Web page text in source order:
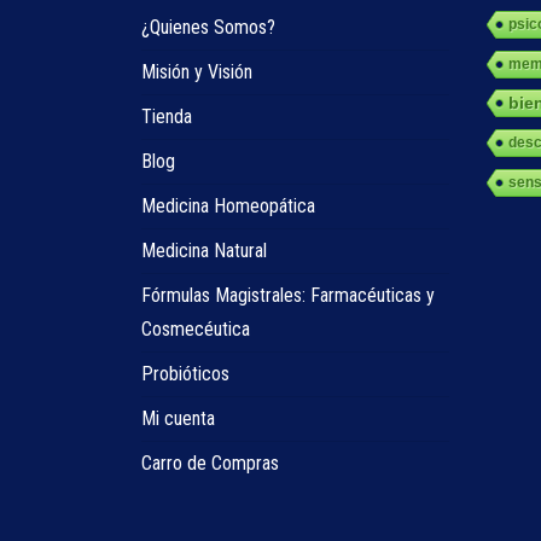
¿Quienes Somos?
Misión y Visión
Tienda
Blog
Medicina Homeopática
Medicina Natural
Fórmulas Magistrales: Farmacéuticas y
Cosmecéutica
Probióticos
Mi cuenta
Carro de Compras